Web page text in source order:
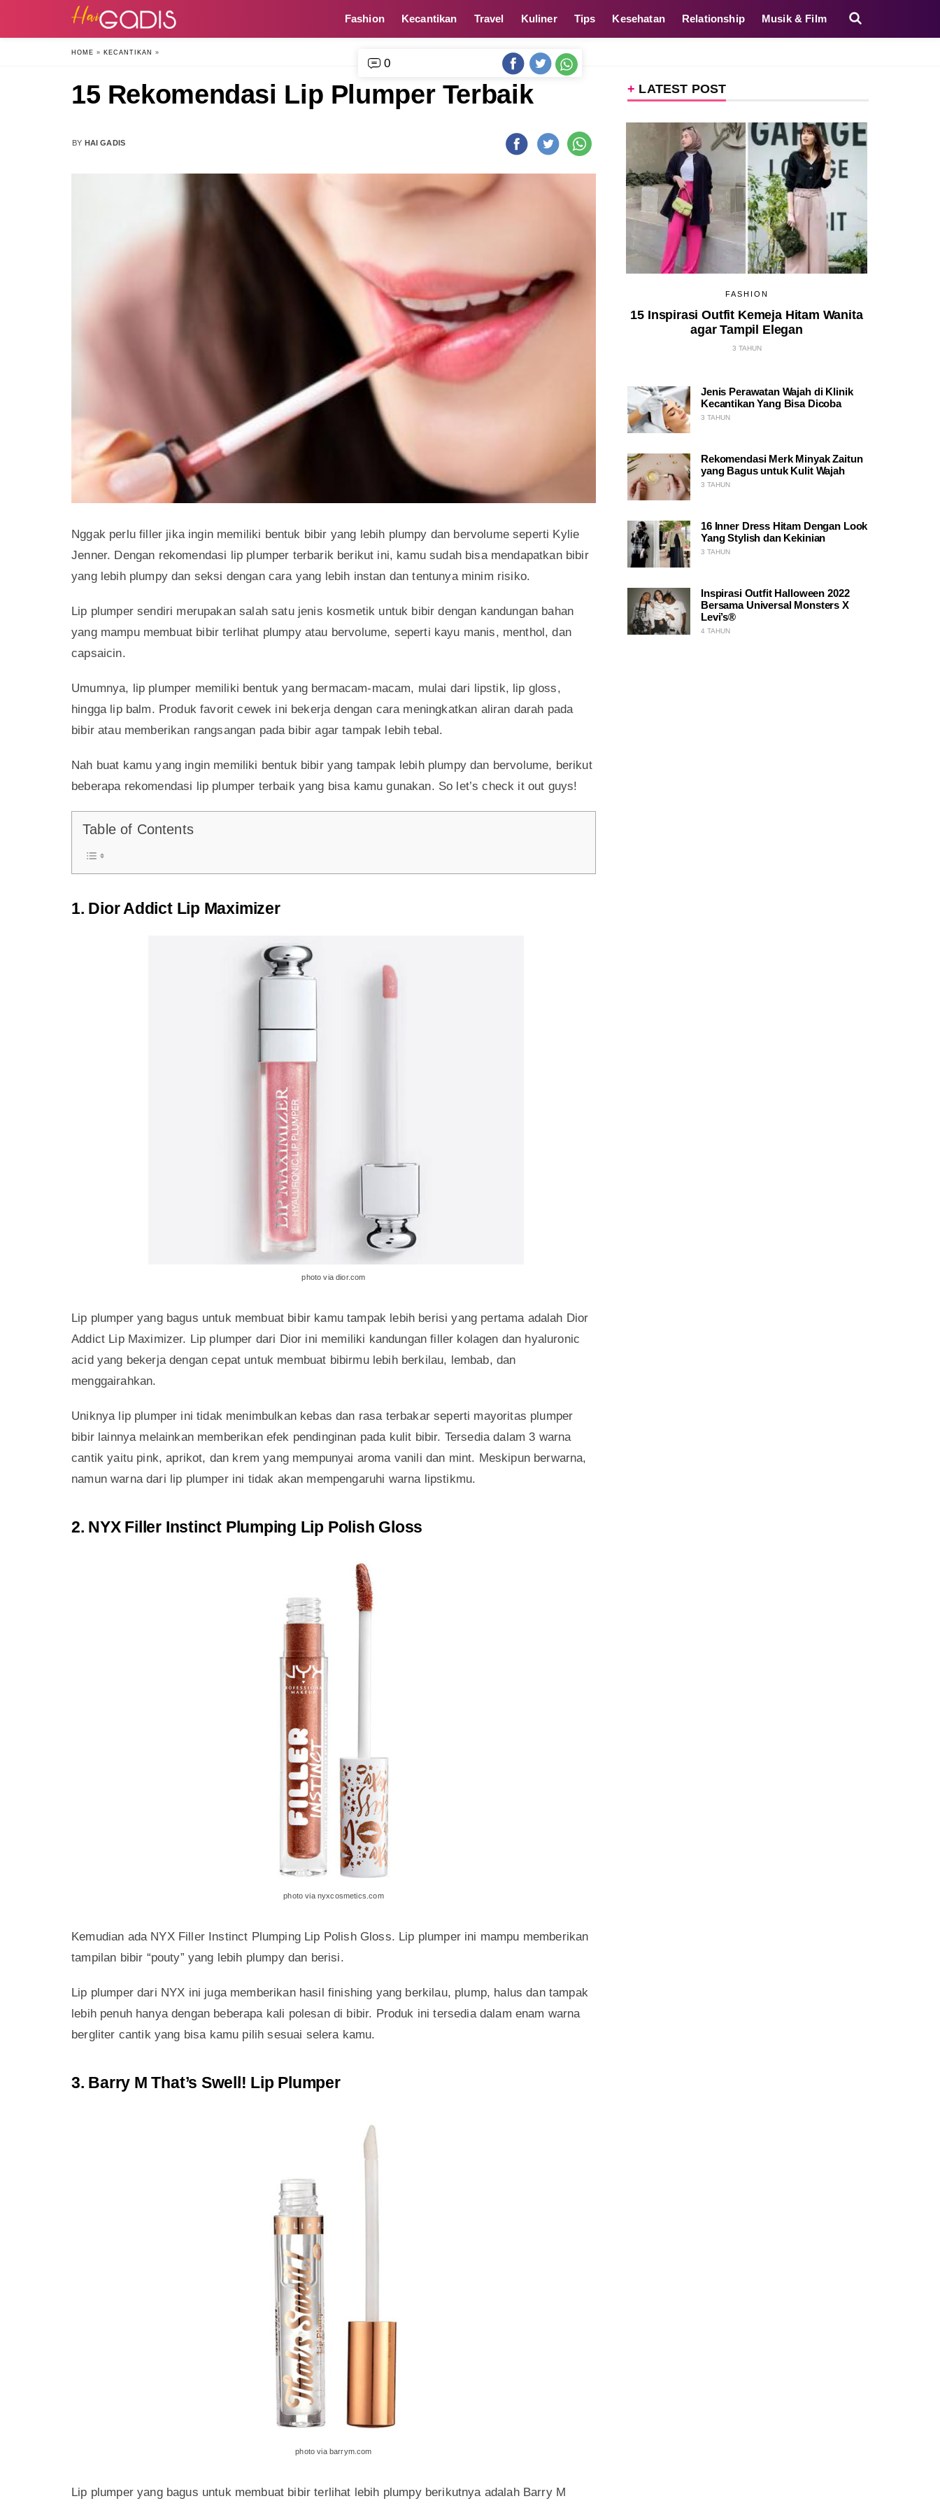
Fashion Kecantikan Travel Kuliner Tips Kesehatan Relationship Musik & Film
HOME » KECANTIKAN »
15 Rekomendasi Lip Plumper Terbaik
BY HAI GADIS
Nggak perlu filler jika ingin memiliki bentuk bibir yang lebih plumpy dan bervolume seperti Kylie
Jenner. Dengan rekomendasi lip plumper terbarik berikut ini, kamu sudah bisa mendapatkan bibir
yang lebih plumpy dan seksi dengan cara yang lebih instan dan tentunya minim risiko.
Lip plumper sendiri merupakan salah satu jenis kosmetik untuk bibir dengan kandungan bahan
yang mampu membuat bibir terlihat plumpy atau bervolume, seperti kayu manis, menthol, dan
capsaicin.
hingga lip balm. Produk favorit cewek ini bekerja dengan cara meningkatkan aliran darah pada
Nah buat kamu yang ingin memiliki bentuk bibir yang tampak lebih plumpy dan bervolume, berikut
beberapa rekomendasi lip plumper terbaik yang bisa kamu gunakan. So let’s check it out guys!
1. Dior Addict Lip Maximizer
photo via dior.com
Lip plumper yang bagus untuk membuat bibir kamu tampak lebih berisi yang pertama adalah Dior
Addict Lip Maximizer. Lip plumper dari Dior ini memiliki kandungan filler kolagen dan hyaluronic
acid yang bekerja dengan cepat untuk membuat bibirmu lebih berkilau, lembab, dan
Uniknya lip plumper ini tidak menimbulkan kebas dan rasa terbakar seperti mayoritas plumper
bibir lainnya melainkan memberikan efek pendinginan pada kulit bibir. Tersedia dalam 3 warna
cantik yaitu pink, aprikot, dan krem ​​yang mempunyai aroma vanili dan mint. Meskipun berwarna,
2. NYX Filler Instinct Plumping Lip Polish Gloss
LATEST POST
FASHION
15 Inspirasi Outfit Kemeja Hitam Wanita
agar Tampil Elegan
3 TAHUN
Jenis Perawatan Wajah di Klinik
Kecantikan Yang Bisa Dicoba
3 TAHUN
Rekomendasi Merk Minyak Zaitun
yang Bagus untuk Kulit Wajah
3 TAHUN
16 Inner Dress Hitam Dengan Look
Yang Stylish dan Kekinian
3 TAHUN
Inspirasi Outfit Halloween 2022
Bersama Universal Monsters X
Levi’s®
4 TAHUN
0